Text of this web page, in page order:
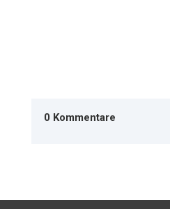
0 Kommentare